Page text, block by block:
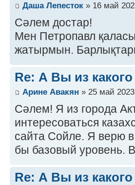
Даша Лепесток » 16 май
Сәлем достар!
Мен Петропавл
жатырмын.
Re: А Вы из
Арине Авакян » 25 май
Сәлем! Я из города
интересоваться
сайта Сойле. Я верю
бы базовый уровень.
Re: А Вы из